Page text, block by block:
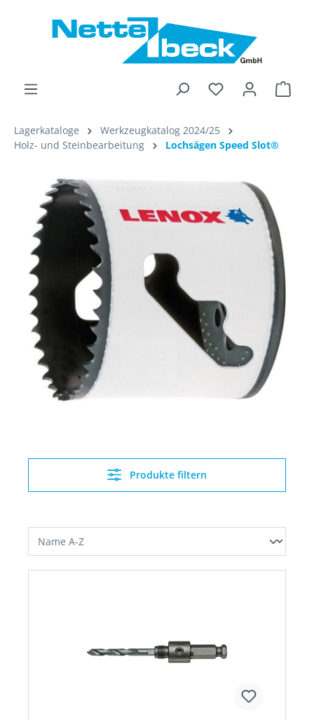
Lagerkataloge
Werkzeugkatalog 2024/25
Holz- und Steinbearbeitung
Lochsägen Speed Slot®
Produkte filtern